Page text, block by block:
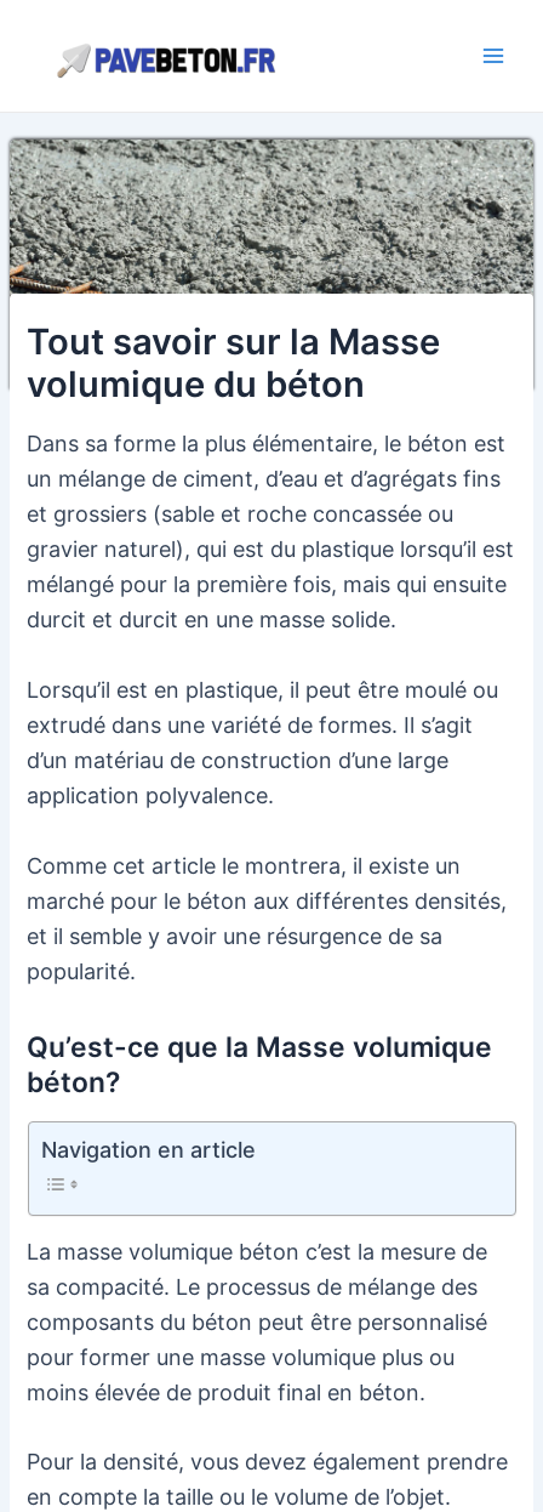
contenu
Tout savoir sur la Masse
volumique du béton
Dans sa forme la plus élémentaire, le béton est
un mélange de ciment, d’eau et d’agrégats fins
et grossiers (sable et roche concassée ou
gravier naturel), qui est du plastique lorsqu’il est
mélangé pour la première fois, mais qui ensuite
durcit et durcit en une masse solide.
Lorsqu’il est en plastique, il peut être moulé ou
extrudé dans une variété de formes. Il s’agit
d’un matériau de construction d’une large
application polyvalence.
Comme cet article le montrera, il existe un
marché pour le béton aux différentes densités,
et il semble y avoir une résurgence de sa
popularité.
Qu’est-ce que la Masse volumique
béton?
Navigation en article
La masse volumique béton c’est la mesure de
sa compacité. Le processus de mélange des
composants du béton peut être personnalisé
pour former une masse volumique plus ou
moins élevée de produit final en béton.
Pour la densité, vous devez également prendre
en compte la taille ou le volume de l’objet.